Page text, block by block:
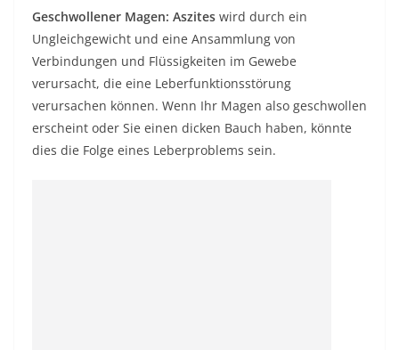
Geschwollener Magen: Aszites wird durch ein
Ungleichgewicht und eine Ansammlung von
Verbindungen und Flüssigkeiten im Gewebe
verursacht, die eine Leberfunktionsstörung
verursachen können. Wenn Ihr Magen also geschwollen
erscheint oder Sie einen dicken Bauch haben, könnte
dies die Folge eines Leberproblems sein.